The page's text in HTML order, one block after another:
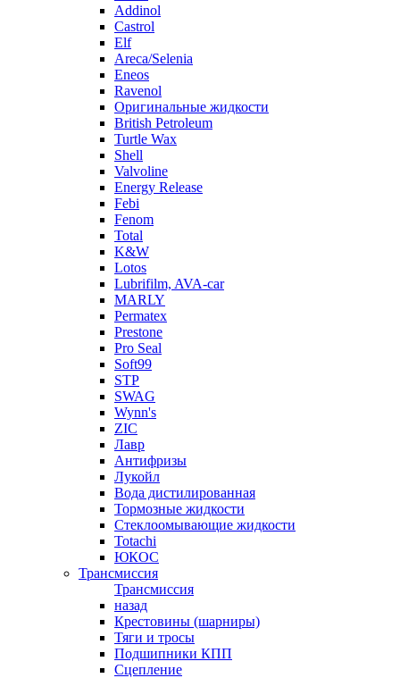
Addinol
Castrol
Elf
Areca/Selenia
Eneos
Ravenol
Оригинальные жидкости
British Petroleum
Turtle Wax
Shell
Valvoline
Energy Release
Febi
Fenom
Total
K&W
Lotos
Lubrifilm, AVA-car
MARLY
Permatex
Prestone
Pro Seal
Soft99
STP
SWAG
Wynn's
ZIC
Лавр
Антифризы
Лукойл
Вода дистилированная
Тормозные жидкости
Стеклоомывающие жидкости
Totachi
ЮКОС
Трансмиссия
Трансмиссия
назад
Крестовины (шарниры)
Тяги и тросы
Подшипники КПП
Сцепление